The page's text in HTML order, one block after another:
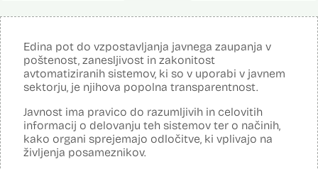
Edina pot do vzpostavljanja javnega zaupanja v
poštenost, zanesljivost in zakonitost
avtomatiziranih sistemov, ki so v uporabi v javnem
sektorju, je njihova popolna transparentnost.
Javnost ima pravico do razumljivih in celovitih
informacij o delovanju teh sistemov ter o načinih,
kako organi sprejemajo odločitve, ki vplivajo na
življenja posameznikov.